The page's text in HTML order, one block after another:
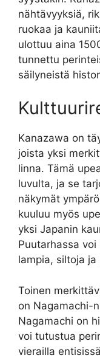
nähtävyyksiä,
ruokaa ja
ulottuu aina
tunnettu
säilyneistä
Kanazawa on
joista yksi
linna. Tämä
luvulta, ja se
näkymät
kuuluu myös
yksi Japanin
Puutarhassa
lampia, siltoja
Toinen
on Nagamachi-
Nagamachi on
voi tutustua
vierailla